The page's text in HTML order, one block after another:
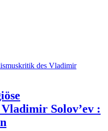
Solov’ev :